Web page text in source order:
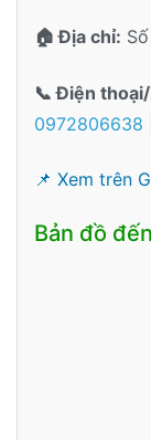
🏠 Địa chỉ:
📞 Điện
0972806638
📌 Xem trên
Bản đồ